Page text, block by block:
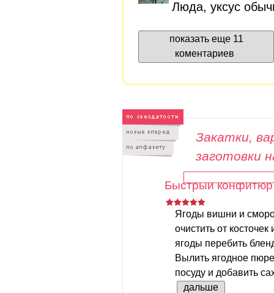
Люда, уксус
показать еще 11
коментариев
Закатки,
заготовки
Быстрый
Ягоды вишни и
очистить от
ягоды перебить
Вылить ягодное
посуду и добавить
дальше